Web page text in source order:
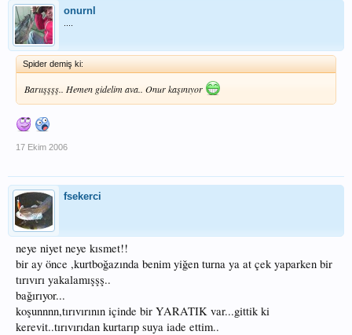
onurnl
Spider demiş ki:
Barıışşşş.. Hemen gidelim ava.. Onur kaşınıyor
17 Ekim 2006
fsekerci
neye niyet neye kısmet!!
bir ay önce ,kurtboğazında benim yiğen turna ya at çek yaparken bir
tırıvırı yakalamışşş..
bağırıyor...
koşunnnn,tırıvırının içinde bir YARATIK var...gittik ki
kerevit..tırıvırıdan kurtarıp suya iade ettim..